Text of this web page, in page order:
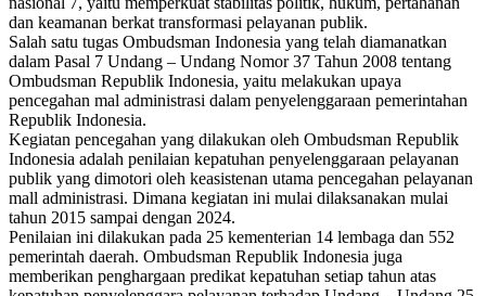
dan keamanan berkat transformasi pelayanan publik.
Salah satu tugas Ombudsman Indonesia yang telah diamanatkan
dalam Pasal 7 Undang – Undang Nomor 37 Tahun 2008 tentang
Ombudsman Republik Indonesia, yaitu melakukan upaya
pencegahan mal administrasi dalam penyelenggaraan pemerintahan
Republik Indonesia.
Kegiatan pencegahan yang dilakukan oleh Ombudsman Republik
Indonesia adalah penilaian kepatuhan penyelenggaraan pelayanan
publik yang dimotori oleh keasistenan utama pencegahan pelayanan
mall administrasi. Dimana kegiatan ini mulai dilaksanakan mulai
tahun 2015 sampai dengan 2024.
Penilaian ini dilakukan pada 25 kementerian 14 lembaga dan 552
pemerintah daerah. Ombudsman Republik Indonesia juga
memberikan penghargaan predikat kepatuhan setiap tahun atas